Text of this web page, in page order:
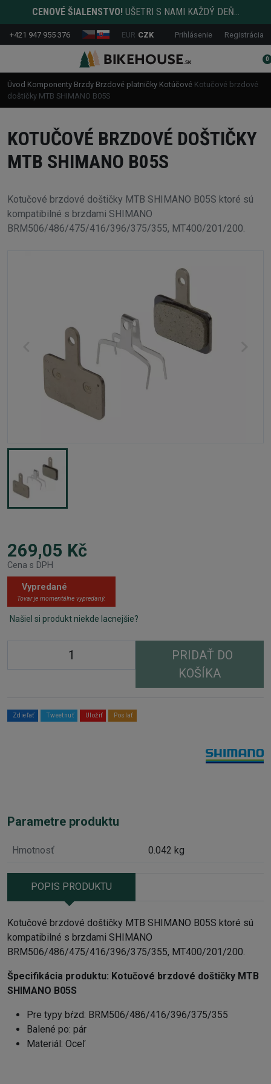
CENOVÉ ŠIALENSTVO! UŠETRI S NAMI KAŽDÝ DEŇ...
+421 947 955 376 EUR CZK Prihlásenie Registrácia
0
Úvod Komponenty Brzdy Brzdové platničky Kotúčové Kotučové brzdové
doštičky MTB SHIMANO B05S
KOTUČOVÉ BRZDOVÉ DOŠTIČKY
MTB SHIMANO B05S
Kotučové brzdové doštičky MTB SHIMANO B05S ktoré sú
kompatibilné s brzdami SHIMANO
BRM506/486/475/416/396/375/355, MT400/201/200.
269,05 Kč
Cena s DPH
Vypredané
Tovar je momentálne vypredaný.
Našiel si produkt niekde lacnejšie?
PRIDAŤ DO
KOŠÍKA
Zdieľať Tweetnuť Uložiť Poslať
Parametre produktu
Hmotnosť 0.042 kg
POPIS PRODUKTU
Kotučové brzdové doštičky MTB SHIMANO B05S ktoré sú
kompatibilné s brzdami SHIMANO
BRM506/486/475/416/396/375/355, MT400/201/200.
Špecifikácia produktu: Kotučové brzdové doštičky MTB
SHIMANO B05S
Pre typy bŕzd: BRM506/486/416/396/375/355
Balené po: pár
Materiál: Oceľ